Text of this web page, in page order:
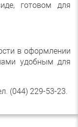
готовом для
в оформлении
удобным для
(044) 229-53-23.